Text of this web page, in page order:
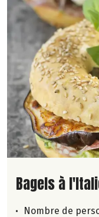
Lire la suite
Bagels à
Nombre de